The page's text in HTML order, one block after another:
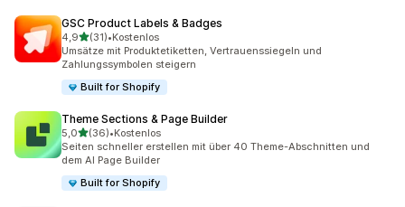
GSC Product Labels & Badges
4,9von 5 Sternen
(31)
31 Rezensionen insgesamt
•Kostenlos
Umsätze mit Produktetiketten, Vertrauenssiegeln und
Zahlungssymbolen steigern
Built for Shopify
Theme Sections & Page Builder
5,0von 5 Sternen
(36)
36 Rezensionen insgesamt
•Kostenlos
Seiten schneller erstellen mit über 40 Theme-Abschnitten und
dem AI Page Builder
Built for Shopify